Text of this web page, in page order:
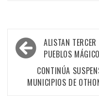
Navegación
de
entradas
ALISTAN
PUEBLOS
CONTINÚA
MUNICIPIOS DE